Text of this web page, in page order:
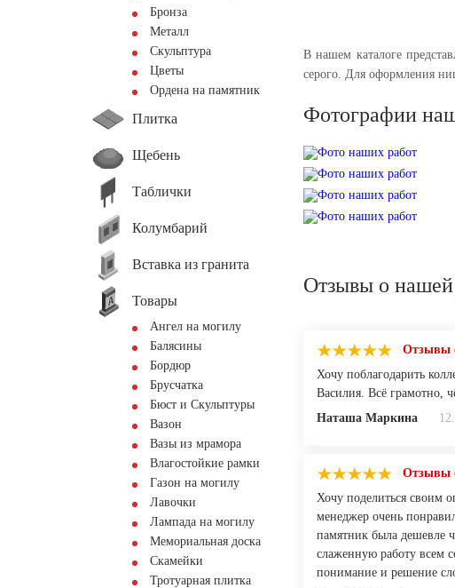
Бронза
Металл
Скульптура
Цветы
Ордена на памятник
Плитка
Щебень
Таблички
Колумбарий
Вставка из гранита
Товары
Ангел на могилу
Балясины
Бордюр
Брусчатка
Бюст и Скульптуры
Вазон
Вазы из мрамора
Влагостойкие рамки
Газон на могилу
Лавочки
Лампада на могилу
Мемориальная доска
Скамейки
Тротуарная плитка
В нашем каталоге
серого. Для оформления
Фотографии
Отзывы о нашей
Отзывы
Хочу поблагодарить
Василия. Всё грамотно,
Наташа Маркина
Отзывы
Хочу поделиться своим
менеджер очень
памятник была дешевле
слаженную работу всем
понимание и решение